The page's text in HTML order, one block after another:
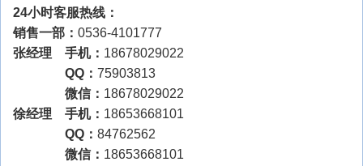
24小时客服热线：
销售一部： 0536-4101777
张经理 手机： 18678029022
QQ： 75903813
微信： 18678029022
徐经理 手机： 18653668101
QQ： 84762562
微信： 18653668101